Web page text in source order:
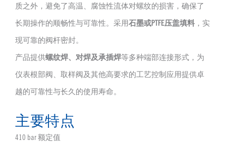
质之外，避免了高温、腐蚀性流体对螺纹的损害，确保了
长期操作的顺畅性与可靠性。采用石墨或PTFE压盖填料，实
现可靠的阀杆密封。
产品提供螺纹焊、对焊及承插焊等多种端部连接形式，为
仪表根部阀、取样阀及其他高要求的工艺控制应用提供卓
越的可靠性与长久的使用寿命。
主要特点
410 bar 额定值